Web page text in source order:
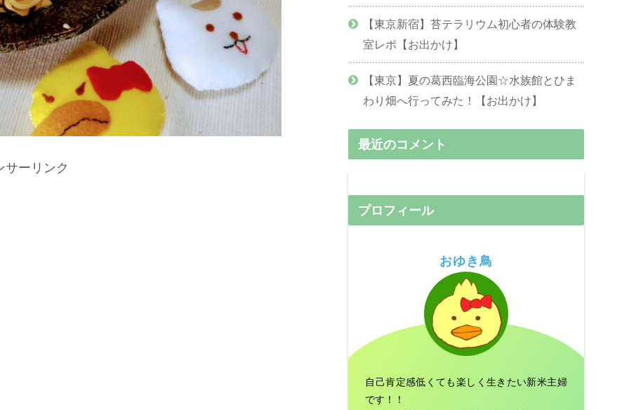
サーリンク
【東京新宿】苔テラリウム初心者の体験教
室レポ【お出かけ】
【東京】夏の葛西臨海公園☆水族館とひま
わり畑へ行ってみた！【お出かけ】
最近のコメント
プロフィール
おゆき鳥
自己肯定感低くても楽しく生きたい新米主婦
です！！